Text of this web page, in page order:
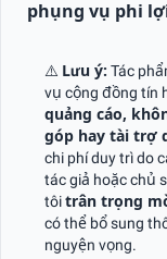
phụng vụ phi
⚠️ Lưu ý: Tác
vụ cộng đồng tín
quảng cáo,
góp hay tài trợ
chi phí duy trì do
tác giả hoặc chủ
tôitrân trọng
có thể bổ sung
nguyện vọng.